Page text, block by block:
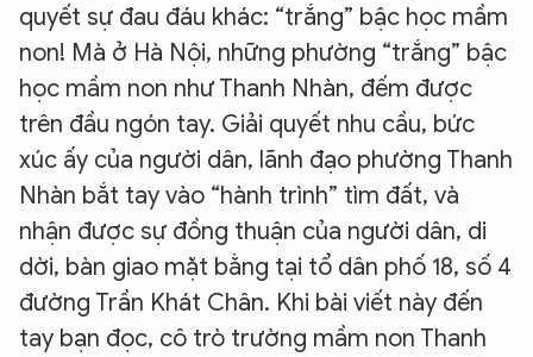
quyết sự đau đáu khác: “trắng” bậc học mầm
non! Mà ở Hà Nội, những phường “trắng” bậc
học mầm non như Thanh Nhàn, đếm được
trên đầu ngón tay. Giải quyết nhu cầu, bức
xúc ấy của người dân, lãnh đạo phường Thanh
Nhàn bắt tay vào “hành trình” tìm đất, và
nhận được sự đồng thuận của người dân, di
dời, bàn giao mặt bằng tại tổ dân phố 18, số 4
đường Trần Khát Chân. Khi bài viết này đến
tay bạn đọc, cô trò trường mầm non Thanh